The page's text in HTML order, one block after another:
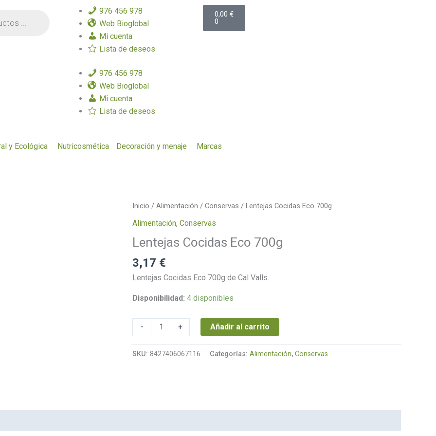
976 456 978
Web Bioglobal
Mi cuenta
Lista de deseos
976 456 978
Web Bioglobal
Mi cuenta
Lista de deseos
0,00 €
0
Carrito
y Ecológica Nutricosmética Decoración y menaje Marcas
Inicio / Alimentación / Conservas / Lentejas Cocidas Eco 700g
Alimentación, Conservas
Lentejas Cocidas Eco 700g
3,17 €
Lentejas Cocidas Eco 700g de Cal Valls.
Disponibilidad: 4 disponibles
-
Lentejas
Cocidas
700g
+ Añadir al carrito
SKU: 8427406067116 Categorías: Alimentación, Conservas